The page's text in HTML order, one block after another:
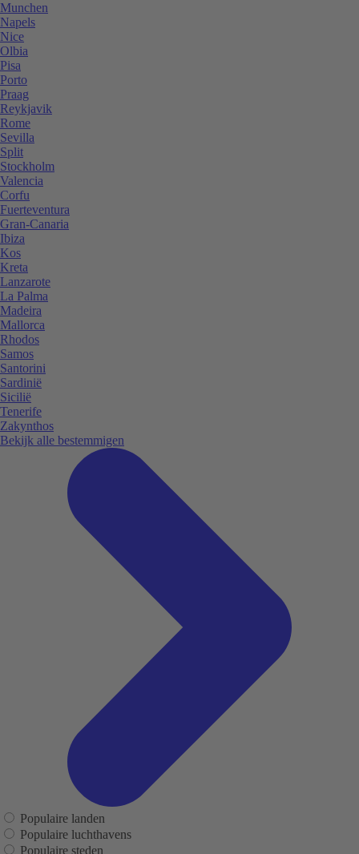
Munchen
Napels
Nice
Olbia
Pisa
Porto
Praag
Reykjavik
Rome
Sevilla
Split
Stockholm
Valencia
Corfu
Fuerteventura
Gran-Canaria
Ibiza
Kos
Kreta
Lanzarote
La Palma
Madeira
Mallorca
Rhodos
Samos
Santorini
Sardinië
Sicilië
Tenerife
Zakynthos
Bekijk alle bestemmigen
Populaire landen
Populaire luchthavens
Populaire steden